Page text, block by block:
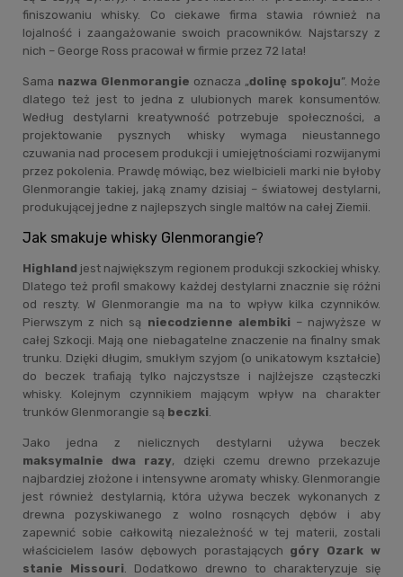
finiszowaniu whisky. Co ciekawe firma stawia również na
lojalność i zaangażowanie swoich pracowników. Najstarszy z
nich – George Ross pracował w firmie przez 72 lata!
Sama nazwa Glenmorangie oznacza „dolinę spokoju”. Może
dlatego też jest to jedna z ulubionych marek konsumentów.
Według destylarni kreatywność potrzebuje społeczności, a
projektowanie pysznych whisky wymaga nieustannego
czuwania nad procesem produkcji i umiejętnościami rozwijanymi
przez pokolenia. Prawdę mówiąc, bez wielbicieli marki nie byłoby
Glenmorangie takiej, jaką znamy dzisiaj – światowej destylarni,
produkującej jedne z najlepszych single maltów na całej Ziemii.
Jak smakuje whisky Glenmorangie?
Highland jest największym regionem produkcji szkockiej whisky.
Dlatego też profil smakowy każdej destylarni znacznie się różni
od reszty. W Glenmorangie ma na to wpływ kilka czynników.
Pierwszym z nich są niecodzienne alembiki – najwyższe w
całej Szkocji. Mają one niebagatelne znaczenie na finalny smak
trunku. Dzięki długim, smukłym szyjom (o unikatowym kształcie)
do beczek trafiają tylko najczystsze i najlżejsze cząsteczki
whisky. Kolejnym czynnikiem mającym wpływ na charakter
trunków Glenmorangie są beczki.
Jako jedna z nielicznych destylarni używa beczek
maksymalnie dwa razy, dzięki czemu drewno przekazuje
najbardziej złożone i intensywne aromaty whisky. Glenmorangie
jest również destylarnią, która używa beczek wykonanych z
drewna pozyskiwanego z wolno rosnących dębów i aby
zapewnić sobie całkowitą niezależność w tej materii, zostali
właścicielem lasów dębowych porastających góry Ozark w
stanie Missouri. Dodatkowo drewno to charakteryzuje się